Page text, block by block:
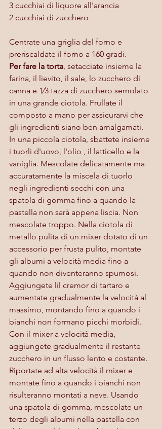
3 cucchiai di liquore all'arancia
2 cucchiai di zucchero
Centrate una griglia del forno e
preriscaldate il forno a 160 gradi.
Per fare la torta , setacciate insieme la
farina, il lievito, il sale, lo zucchero di
canna e 1⁄3 tazza di zucchero semolato
in una grande ciotola. Frullate il
composto a mano per assicurarvi che
gli ingredienti siano ben amalgamati.
In una piccola ciotola, sbattete insieme
i tuorli d'uovo, l'olio , il latticello e la
vaniglia. Mescolate delicatamente ma
accuratamente la miscela di tuorlo
negli ingredienti secchi con una
spatola di gomma fino a quando la
pastella non sarà appena liscia. Non
mescolate troppo. Nella ciotola di
metallo pulita di un mixer dotato di un
accessorio per frusta pulito, montate
gli albumi a velocità media fino a
quando non diventeranno spumosi.
Aggiungete lil cremor di tartaro e
aumentate gradualmente la velocità al
massimo, montando fino a quando i
bianchi non formano picchi morbidi.
Con il mixer a velocità media,
aggiungete gradualmente il restante
zucchero in un flusso lento e costante.
Riportate ad alta velocità il mixer e
montate fino a quando i bianchi non
risulteranno montati a neve. Usando
una spatola di gomma, mescolate un
terzo degli albumi nella pastella con